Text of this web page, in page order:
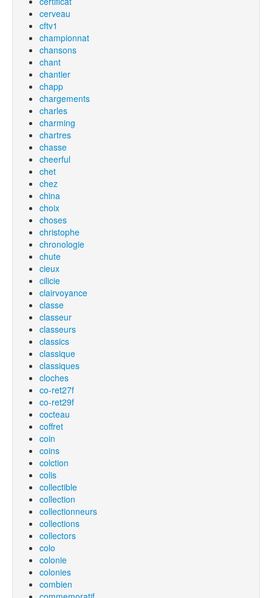
cerveau
cftv1
championnat
chansons
chant
chantier
chapp
chargements
charles
charming
chartres
chasse
cheerful
chet
chez
china
choix
choses
christophe
chronologie
chute
cieux
cilicie
clairvoyance
classe
classeur
classeurs
classics
classique
classiques
cloches
co-ret27f
co-ret29f
cocteau
coffret
coin
coins
colction
colis
collectible
collection
collectionneurs
collections
collectors
colo
colonie
colonies
combien